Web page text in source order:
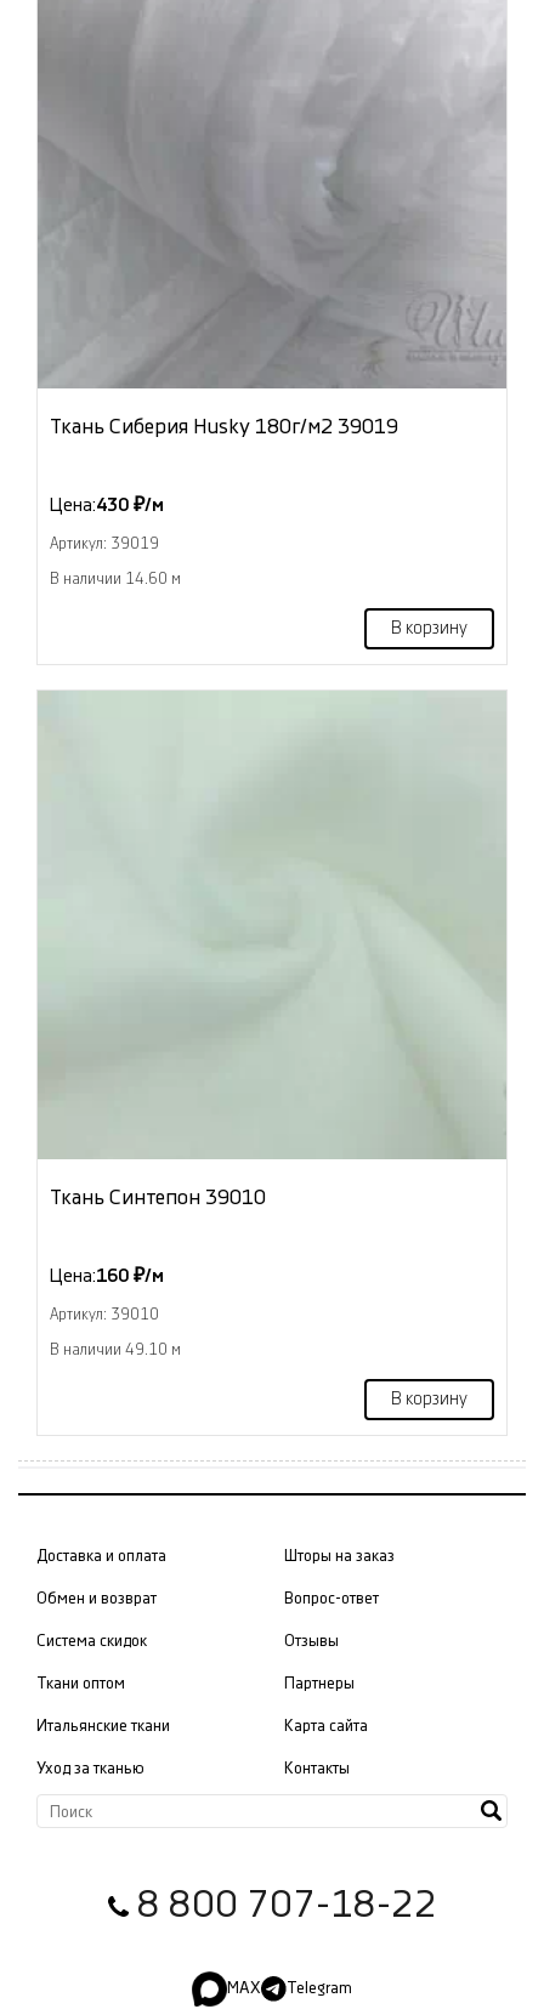
Ткань Сиберия Husky 180г/м2 39019
Цена:430 ₽/м
Артикул: 39019
В наличии 14.60 м
В корзину
Ткань Синтепон 39010
Цена:160 ₽/м
Артикул: 39010
В наличии 49.10 м
В корзину
Доставка и оплата
Обмен и возврат
Система скидок
Ткани оптом
Итальянские ткани
Уход за тканью
Шторы на заказ
Вопрос-ответ
Отзывы
Партнеры
Карта сайта
Контакты
8 800 707-18-22
MAX Telegram